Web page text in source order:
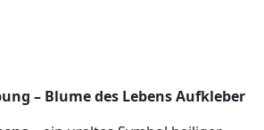
– Blume des Lebens Aufkleber